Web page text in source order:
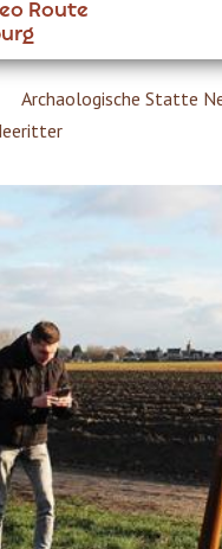
Route
Archaologische Statte